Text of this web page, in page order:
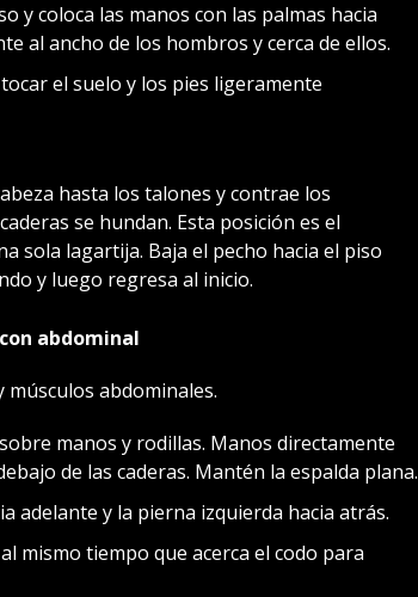
y coloca las manos con las palmas hacia
al ancho de los hombros y cerca de ellos.
el suelo y los pies ligeramente
hasta los talones y contrae los
se hundan. Esta posición es el
sola lagartija. Baja el pecho hacia el piso
y luego regresa al inicio.
abdominal
abdominales.
manos y rodillas. Manos directamente
de las caderas. Mantén la espalda plana.
adelante y la pierna izquierda hacia atrás.
mismo tiempo que acerca el codo para